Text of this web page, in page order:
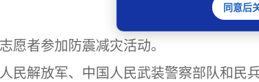
者参加防震减灾活动。
解放军、中国人民武装警察部队和民
同意后